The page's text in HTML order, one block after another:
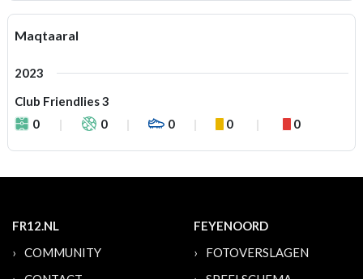
Maqtaaral
2023
Club Friendlies 3
0
0 0 0 0
FR12.NL
COMMUNITY
FEYENOORD
FOTOVERSLAGEN